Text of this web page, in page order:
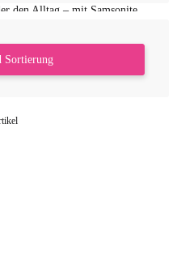
den Alltag – mit Samsonite
und Taschen von Samsonite
Sortierung